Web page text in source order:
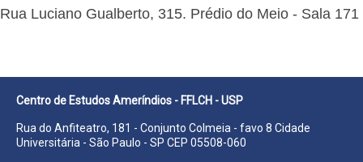
Rua Luciano Gualberto, 315. Prédio do Meio - Sala 171
Centro de Estudos Ameríndios - FFLCH - USP
Rua do Anfiteatro, 181 - Conjunto Colmeia - favo 8 Cidade
Universitária - São Paulo - SP CEP 05508-060